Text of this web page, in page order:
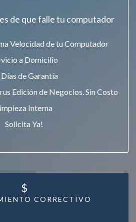
de que falle tu computador
Velocidad de tu Computador
a Domicilio
de Garantía
Edición de Negocios. Sin Costo
Interna
Solicita Ya!
CORRECTIVO
$